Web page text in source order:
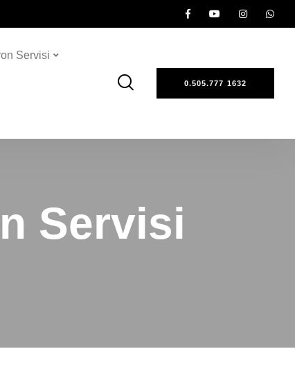
Servisi
0.505.777 1632
Servisi